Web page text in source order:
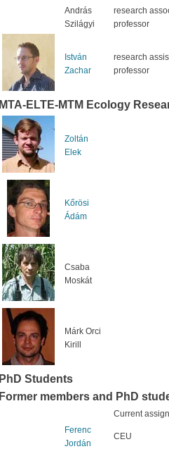
András
Szilágyi
research
professor
István
Zachar
research
professor
MTA-ELTE-MTM Ecology
Zoltán
Elek
Kőrösi
Ádám
Csaba
Moskát
Márk Orci
Kirill
PhD Students
Former members and PhD
Current
Ferenc
Jordán
CEU